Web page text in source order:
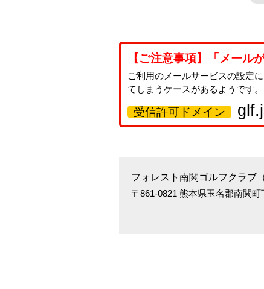
【ご注意事項】「メール
ご利用のメールサービスの設定
てしまうケースがあるようです
受信許可ドメイン
フォレスト南関ゴルフクラブ
〒861-0821 熊本県玉名郡南関